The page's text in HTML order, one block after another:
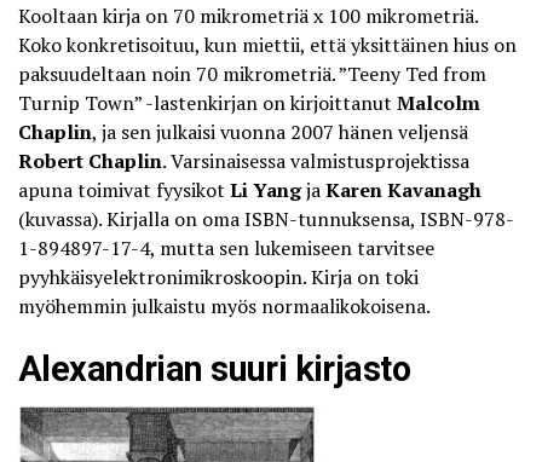
Kooltaan kirja on 70 mikrometriä x 100 mikrometriä.
Koko konkretisoituu, kun miettii, että yksittäinen hius on
paksuudeltaan noin 70 mikrometriä. ”Teeny Ted from
Turnip Town” -lastenkirjan on kirjoittanut Malcolm
Chaplin, ja sen julkaisi vuonna 2007 hänen veljensä
Robert Chaplin. Varsinaisessa valmistusprojektissa
apuna toimivat fyysikot Li YangjaKaren Kavanagh
(kuvassa). Kirjalla on oma ISBN-tunnuksensa, ISBN-978-
1-894897-17-4, mutta sen lukemiseen tarvitsee
pyyhkäisyelektronimikroskoopin. Kirja on toki
myöhemmin julkaistu myös normaalikokoisena.
Alexandrian suuri kirjasto